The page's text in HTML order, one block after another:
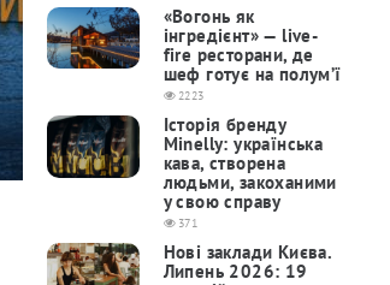
«Вогонь як
інгредієнт» — live-
fire ресторани, де
шеф готує на полум’ї
2223
Історія бренду
Minelly: українська
кава, створена
людьми, закоханими
у свою справу
371
Нові заклади Києва.
Липень 2026: 19